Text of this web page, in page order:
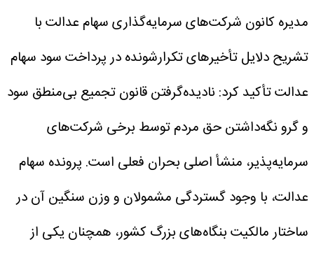
مدیره کانون شرکت‌های سرمایه‌گذاری سهام عدالت با
تشریح دلایل تأخیر‌های تکرارشونده در پرداخت سود سهام
عدالت تأکید کرد: نادیده‌گرفتن قانون تجمیع بی‌منطق سود
و گرو نگه‌داشتن حق مردم توسط برخی شرکت‌های
سرمایه‌پذیر، منشأ اصلی بحران فعلی است. پرونده سهام
عدالت، با وجود گستردگی مشمولان و وزن سنگین آن در
ساختار مالکیت بنگاه‌های بزرگ کشور، همچنان یکی از